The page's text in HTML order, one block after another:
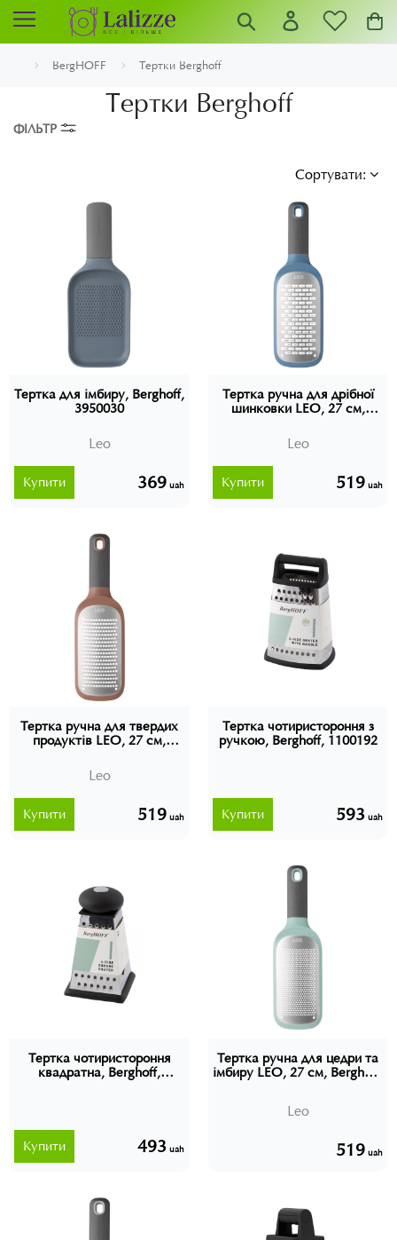
BergHOFF Тертки Berghoff
Тертки Berghoff
ФІЛЬТР
Сортувати:
Тертка для імбиру, Berghoff,
3950030
Leo
369 uah
Купити
Тертка ручна для дрібної
шинковки LEO, 27 см,
Leo
519 uah
Купити
Тертка ручна для твердих
продуктів LEO, 27 см,
Leo
519 uah
Купити
Тертка чотиристороння з
ручкою, Berghoff, 1100192
593 uah
Купити
Тертка чотиристороння
квадратна, Berghoff,
493 uah
Купити
Тертка ручна для цедри та
імбиру LEO, 27 см, Berghoff,
Leo
519 uah